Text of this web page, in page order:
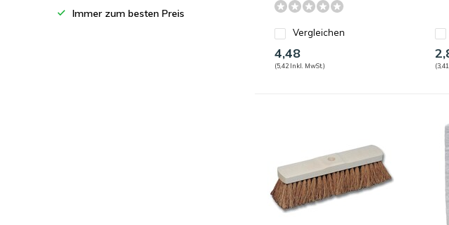
Vergleichen
4,48
(5,42 Inkl. MwSt.)
Immer zum besten Preis